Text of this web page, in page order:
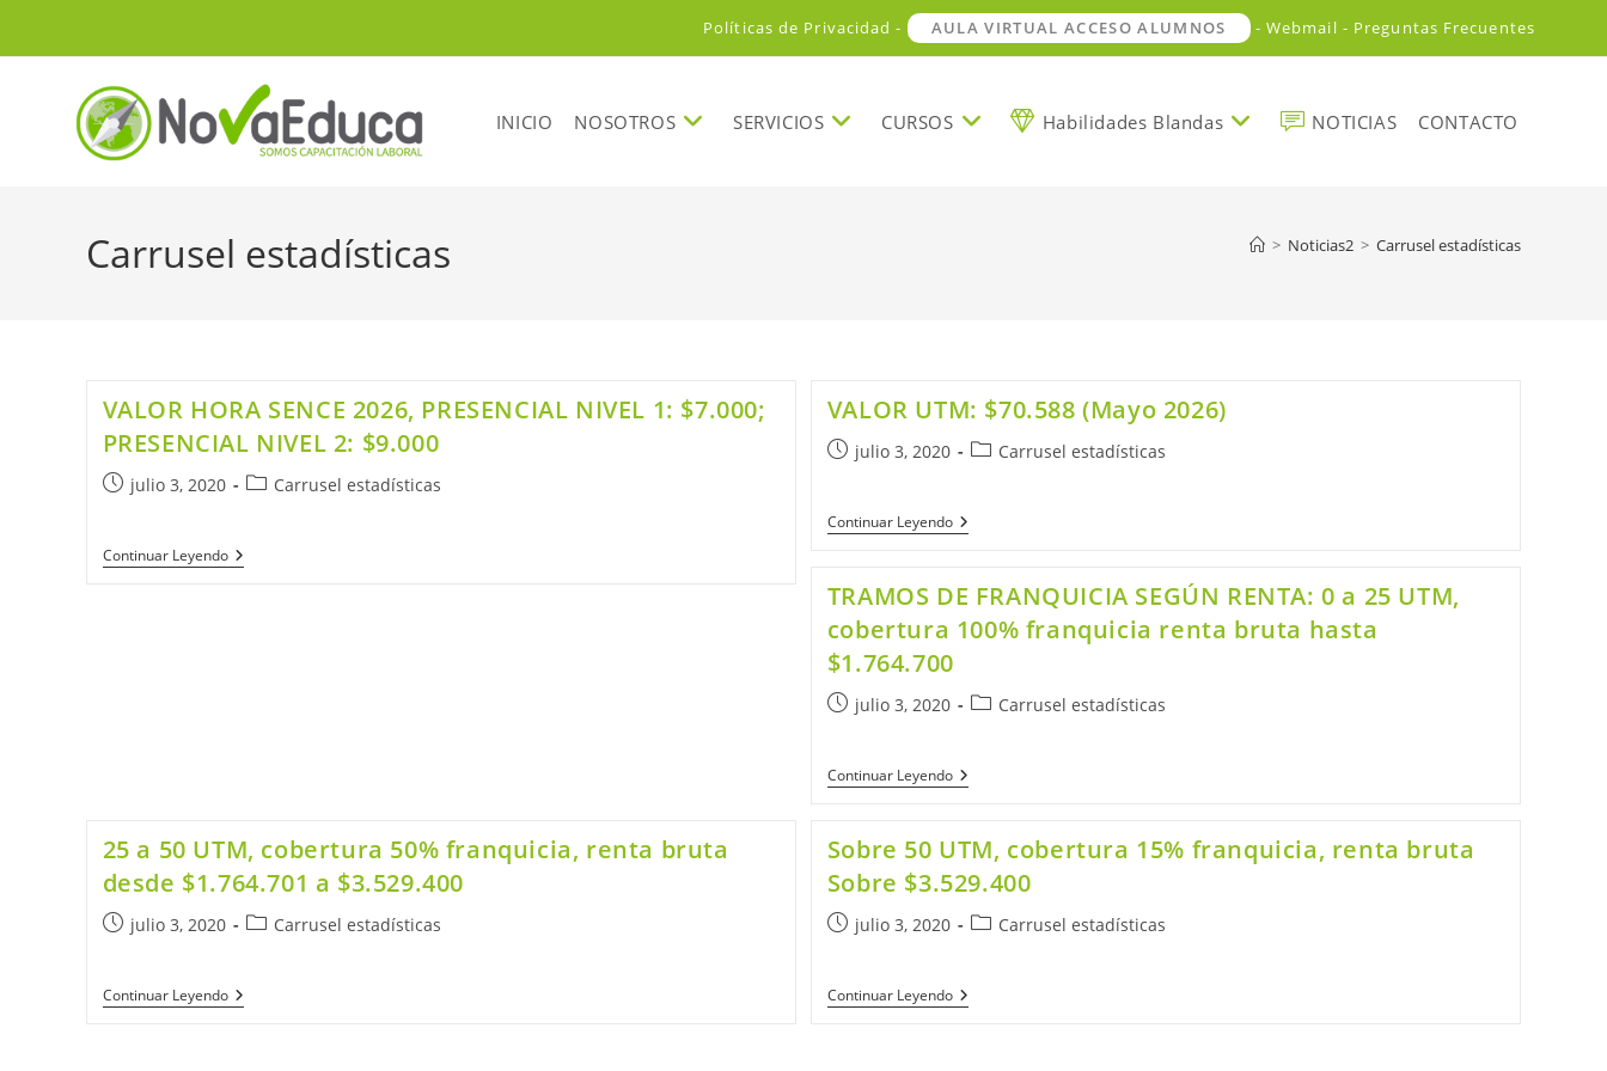
Políticas de Privacidad - AULA VIRTUAL ACCESO ALUMNOS - Webmail - Preguntas Frecuentes
INICIO NOSOTROS SERVICIOS CURSOS Habilidades Blandas NOTICIAS CONTACTO
Carrusel estadísticas > Noticias2 > Carrusel estadísticas
VALOR HORA SENCE 2026, PRESENCIAL NIVEL 1: $7.000;
PRESENCIAL NIVEL 2: $9.000
julio 3, 2020 Carrusel estadísticas
Continuar Leyendo
VALOR UTM: $70.588 (Mayo 2026)
julio 3, 2020 Carrusel estadísticas
Continuar Leyendo
TRAMOS DE FRANQUICIA SEGÚN RENTA: 0 a 25 UTM,
cobertura 100% franquicia renta bruta hasta
$1.764.700
julio 3, 2020 Carrusel estadísticas
Continuar Leyendo
25 a 50 UTM, cobertura 50% franquicia, renta bruta
desde $1.764.701 a $3.529.400
julio 3, 2020 Carrusel estadísticas
Continuar Leyendo
Sobre 50 UTM, cobertura 15% franquicia, renta bruta
Sobre $3.529.400
julio 3, 2020 Carrusel estadísticas
Continuar Leyendo